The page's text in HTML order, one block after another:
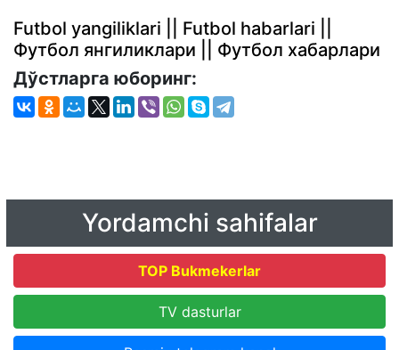
Futbol yangiliklari || Futbol habarlari ||
Футбол янгиликлари || Футбол хабарлари
Дўстларга юборинг:
Yordamchi sahifalar
TOP Bukmekerlar
TV dasturlar